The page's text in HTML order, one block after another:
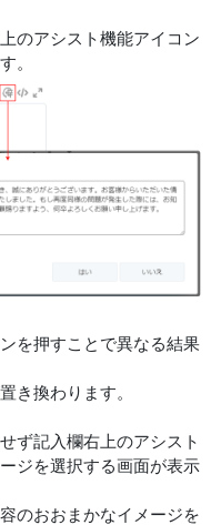
のアシスト機能アイコン
。
を押すことで異なる結果
き換わります。
ず記入欄右上のアシスト
ジを選択する画面が表示
のおおまかなイメージを